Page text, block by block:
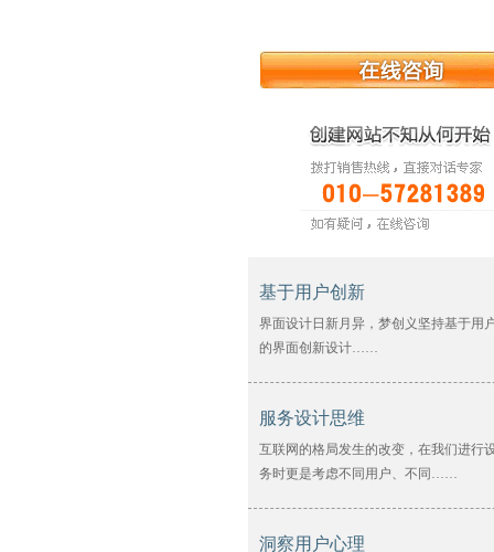
基于用户创新
界面设计日新月异，梦创义坚持基于用
的界面创新设计……
服务设计思维
互联网的格局发生的改变，在我们进行
务时更是考虑不同用户、不同……
洞察用户心理